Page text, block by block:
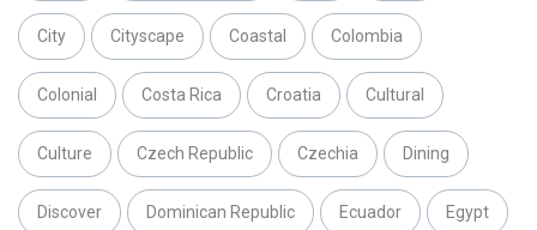
City Cityscape Coastal Colombia
Colonial Costa Rica Croatia Cultural
Culture Czech Republic Czechia Dining
Discover Dominican Republic Ecuador Egypt